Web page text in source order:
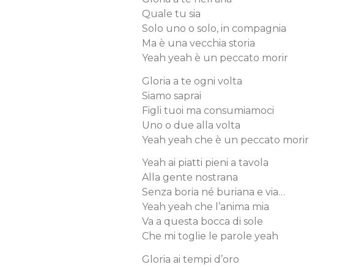
Quale tu sia
Solo uno o solo, in compagnia
Ma è una vecchia storia
Yeah yeah è un peccato morir
Gloria a te ogni volta
Siamo saprai
Figli tuoi ma consumiamoci
Uno o due alla volta
Yeah yeah che è un peccato morir
Yeah ai piatti pieni a tavola
Alla gente nostrana
Senza boria né buriana e via…
Yeah yeah che l’anima mia
Va a questa bocca di sole
Che mi toglie le parole yeah
Gloria ai tempi d’oro